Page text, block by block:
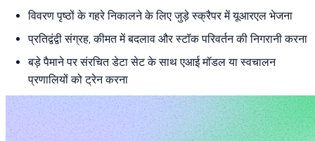
विवरण पृष्ठों के गहरे निकालने के लिए जुड़े स्क्रैपर में यूआरएल भेजना
प्रतिद्वंद्वी संग्रह, कीमत में बदलाव और स्टॉक परिवर्तन की निगरानी करना
बड़े पैमाने पर संरचित डेटा सेट के साथ एआई मॉडल या स्वचालन
प्रणालियों को ट्रेन करना